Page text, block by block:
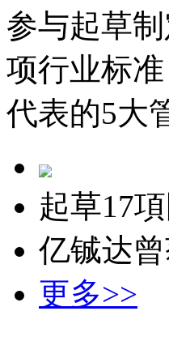
参与起草
项行业标
代表的5大
起草17
亿铖达
更多>>